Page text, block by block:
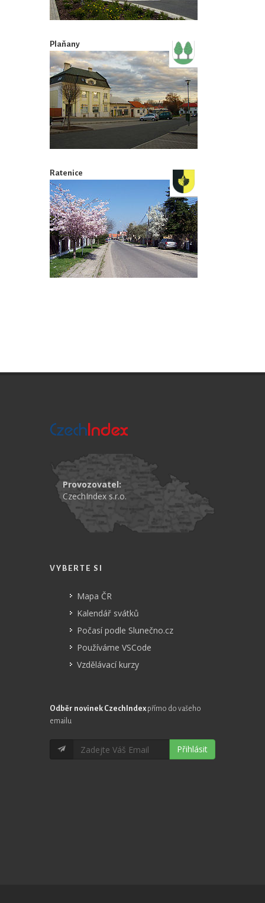
Plaňany
Ratenice
Provozovatel:
CzechIndex s.r.o.
VYBERTE SI
Mapa ČR
Kalendář svátků
Počasí podle Slunečno.cz
Používáme VSCode
Vzdělávací kurzy
Odběr novinek CzechIndex přímo do vašeho
emailu
Přihlásit